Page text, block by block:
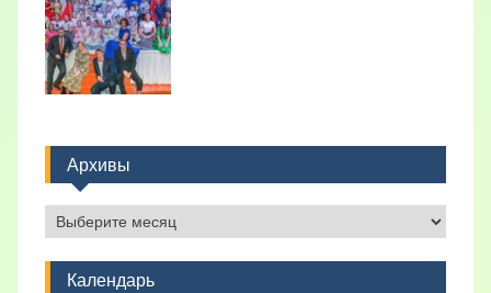
Архивы
Архивы
Календарь